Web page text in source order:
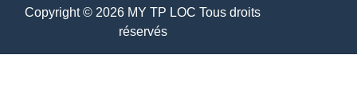
Copyright © 2026 MY TP LOC Tous droits
réservés